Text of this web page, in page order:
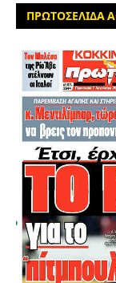
ΠΡΩΤΟΣΕΛΙΔΑ